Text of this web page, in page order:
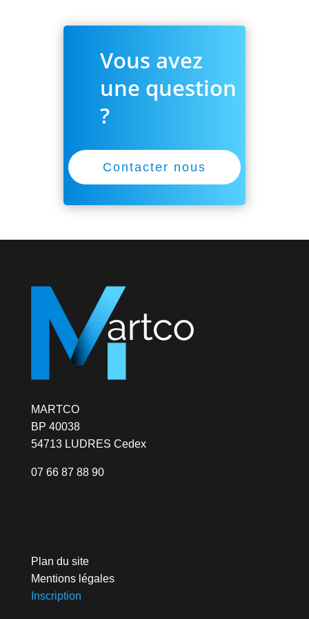
Vous avez
une question
?
Contacter nous
MARTCO
BP 40038
54713 LUDRES Cedex
07 66 87 88 90
Plan du site
Mentions légales
Inscription